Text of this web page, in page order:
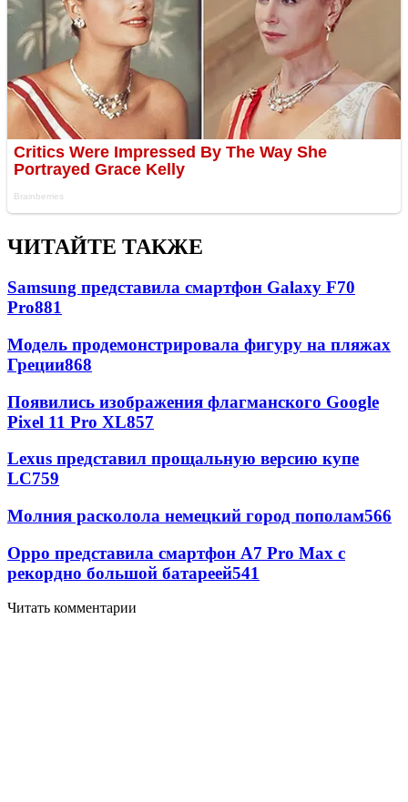
ЧИТАЙТЕ ТАКЖЕ
Samsung представила смартфон Galaxy F70
Pro881
Модель продемонстрировала фигуру на пляжах
Греции868
Появились изображения флагманского Google
Pixel 11 Pro XL857
Lexus представил прощальную версию купе
LC759
Молния расколола немецкий город пополам566
Oppo представила смартфон A7 Pro Max с
рекордно большой батареей541
Читать комментарии